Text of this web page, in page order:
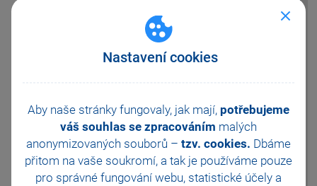
Nastavení cookies
Aby naše stránky fungovaly, jak mají, potřebujeme
váš souhlas se zpracováním malých
anonymizovaných souborů – tzv. cookies. Dbáme
přitom na vaše soukromí, a tak je používáme pouze
pro správné fungování webu, statistické účely a
upravenou sestavu.
Ve výklopném poli
"převést na" zvolte
hodnotuqHOpol. (viz.
obrázek).